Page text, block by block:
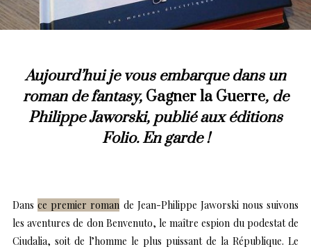
Aujourd’huije vous embarque dans un
roman de fantasy, Gagner la Guerre, de
Philippe Jaworski, publié aux éditions
Folio. En garde !
Dansce premier roman de Jean-Philippe Jaworski nous suivons
les aventures de don Benvenuto, le maître espion du podestat de
Ciudalia, soit de l’homme le plus puissant de la République. Le